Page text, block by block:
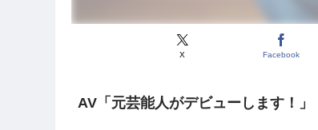
X Facebook
AV「元芸能人がデビューします！」